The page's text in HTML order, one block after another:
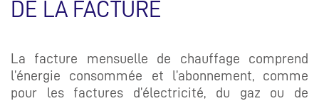
DE LA FACTURE
La facture mensuelle de chauffage comprend
l’énergie consommée et l’abonnement, comme
pour les factures d’électricité, du gaz ou de